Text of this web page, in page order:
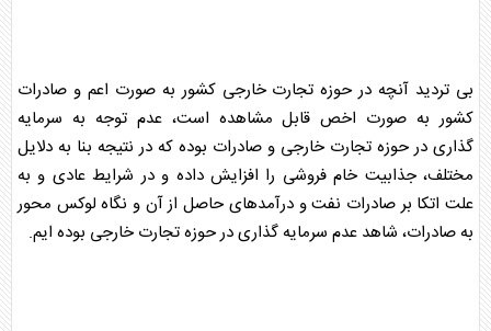
بی تردید آنچه در حوزه تجارت خارجی کشور به صورت اعم و‌ صادرات
کشور به صورت اخص قابل مشاهده است، عدم‌ توجه به سرمایه
گذاری در حوزه تجارت خارجی و صادرات بوده که در نتیجه بنا به دلایل
مختلف، جذابیت خام فروشی را افزایش داده و در شرایط عادی و به
علت اتکا برصادرات نفت و درآمدهای حاصل از آن و نگاه لوکس محور
بهصادرات، شاهد عدم سرمایه گذاریدر حوزه تجارت خارجی بوده ایم.